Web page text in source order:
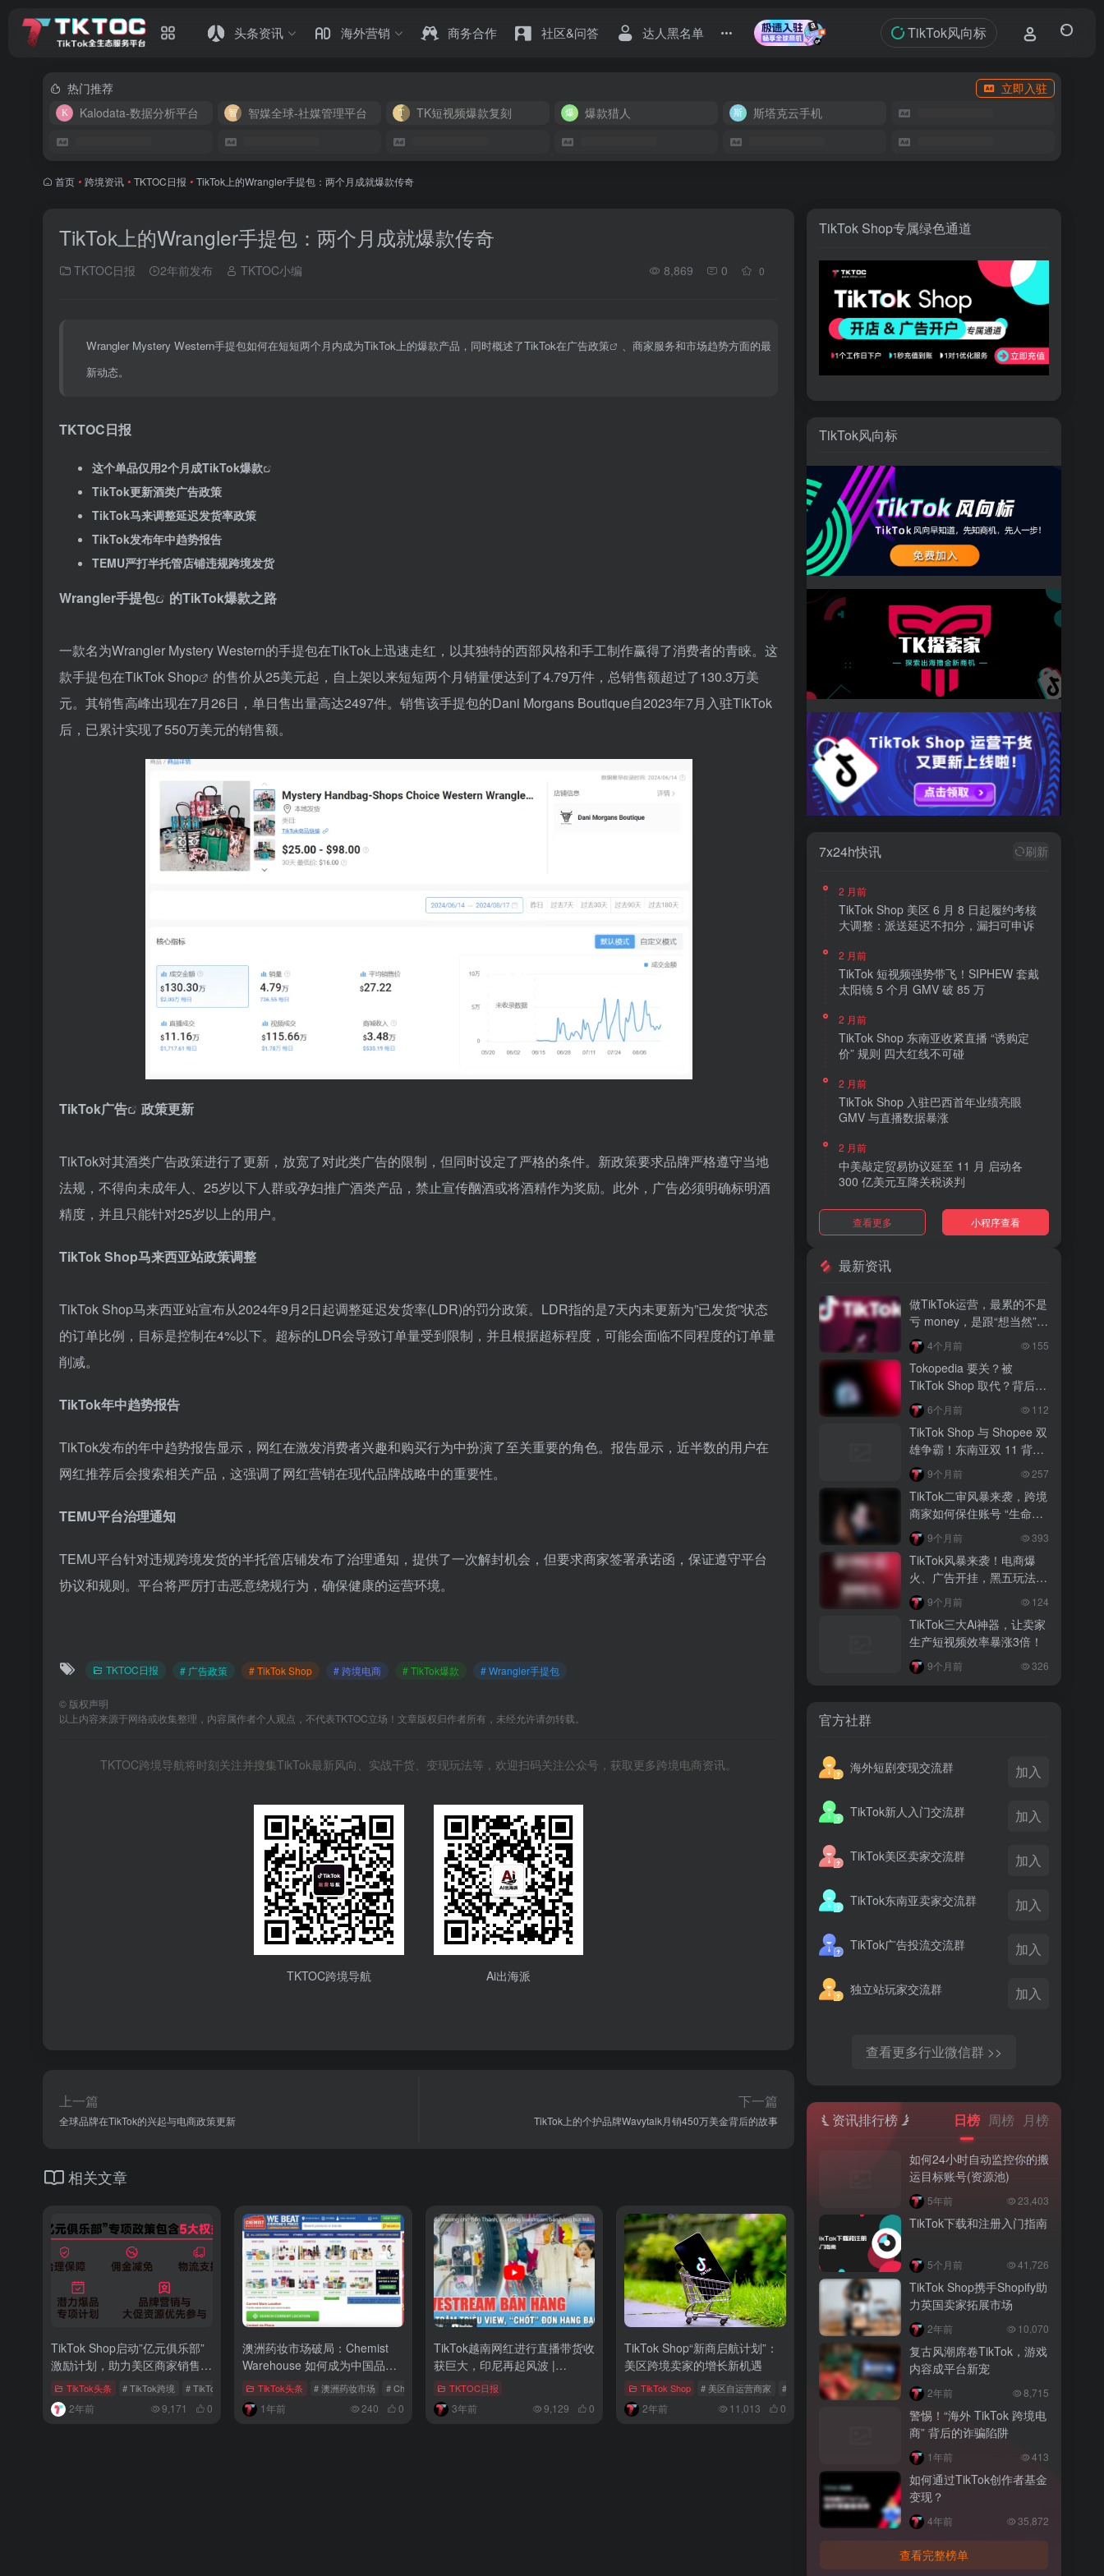
头条资讯 海外营销 商务合作 社区&问答 达人黑名单 TikTok风向标
热门推荐
立即入驻
Kalodata-数据分析平台
智媒全球-社媒管理平台 TK短视频爆款复刻 爆款猎人 斯塔克云手机
首页 • 跨境资讯 • TKTOC日报 • TikTok上的Wrangler手提包：两个月成就爆款传奇
TikTok上的Wrangler手提包：两个月成就爆款传奇
TKTOC日报 2年前发布 TKTOC小编 8,869 0 0
Wrangler Mystery Western手提包如何在短短两个月内成为TikTok上的爆款产品，同时概述了TikTok在广告政策
、商家服务和市场趋势方面的最
新动态。
TKTOC日报
这个单品仅用2个月成TikTok爆款
TikTok更新酒类广告政策
TikTok马来调整延迟发货率政策
TikTok发布年中趋势报告
TEMU严打半托管店铺违规跨境发货
Wrangler手提包 的TikTok爆款之路
一款名为Wrangler Mystery Western的手提包在TikTok上迅速走红，以其独特的西部风格和手工制作赢得了消费者的青睐。这
款手提包在TikTok Shop
的售价从25美元起，自上架以来短短两个月销量便达到了4.79万件，总销售额超过了130.3万美
元。其销售高峰出现在7月26日，单日售出量高达2497件。销售该手提包的Dani Morgans Boutique自2023年7月入驻TikTok
后，已累计实现了550万美元的销售额。
TikTok广告 政策更新
TikTok对其酒类广告政策进行了更新，放宽了对此类广告的限制，但同时设定了严格的条件。新政策要求品牌严格遵守当地
法规，不得向未成年人、25岁以下人群或孕妇推广酒类产品，禁止宣传酗酒或将酒精作为奖励。此外，广告必须明确标明酒
精度，并且只能针对25岁以上的用户。
TikTok Shop马来西亚站政策调整
TikTok Shop马来西亚站宣布从2024年9月2日起调整延迟发货率(LDR)的罚分政策。LDR指的是7天内未更新为”已发货”状态
的订单比例，目标是控制在4%以下。超标的LDR会导致订单量受到限制，并且根据超标程度，可能会面临不同程度的订单量
削减。
TikTok年中趋势报告
TikTok发布的年中趋势报告显示，网红在激发消费者兴趣和购买行为中扮演了至关重要的角色。报告显示，近半数的用户在
网红推荐后会搜索相关产品，这强调了网红营销在现代品牌战略中的重要性。
TEMU平台治理通知
TEMU平台针对违规跨境发货的半托管店铺发布了治理通知，提供了一次解封机会，但要求商家签署承诺函，保证遵守平台
协议和规则。平台将严厉打击恶意绕规行为，确保健康的运营环境。
TKTOC日报 # 广告政策 # TikTok Shop # 跨境电商 # TikTok爆款 # Wrangler手提包
© 版权声明
以上内容来源于网络或收集整理，内容属作者个人观点，不代表TKTOC立场！文章版权归作者所有，未经允许请勿转载。
TKTOC跨境导航将时刻关注并搜集TikTok最新风向、实战干货、变现玩法等，欢迎扫码关注公众号，获取更多跨境电商资讯。
TKTOC跨境导航 Ai出海派
上一篇
全球品牌在TikTok的兴起与电商政策更新
下一篇
TikTok上的个护品牌Wavytalk月销450万美金背后的故事
相关文章
TikTok Shop启动”亿元俱乐部”
激励计划，助力美区商家销售增
长 TikTok头条 # TikTok跨境 # TikTok Shop # tiktok电商
2年前 9,171 0
澳洲药妆市场破局：Chemist
Warehouse 如何成为中国品牌
出海的「黄金跳板」
TikTok头条 # 澳洲药妆市场 # Chemist Warehouse # 跨境电商
1年前 240 0
TikTok越南网红进行直播带货收
获巨大，印尼再起风波 |
TKTOC日报
TKTOC日报
3年前 9,129 0
TikTok Shop“新商启航计划”：
美区跨境卖家的增长新机遇
TikTok Shop # 美区自运营商家 # 美区跨境卖家 # TikTok Shop全球电商
2年前 11,013 0
TikTok Shop专属绿色通道
TikTok风向标
7x24h快讯 刷新
2 月前
TikTok Shop 美区 6 月 8 日起履约考核
大调整：派送延迟不扣分，漏扫可申诉
2 月前
TikTok 短视频强势带飞！SIPHEW 套戴
太阳镜 5 个月 GMV 破 85 万
2 月前
TikTok Shop 东南亚收紧直播 “诱购定
价” 规则 四大红线不可碰
2 月前
TikTok Shop 入驻巴西首年业绩亮眼
GMV 与直播数据暴涨
2 月前
中美敲定贸易协议延至 11 月 启动各
300 亿美元互降关税谈判
2 月前
TikTok Shop 上线 “三日达” 标签 履约
2 月前
AI 购物代理化趋势明显 30% 美国消费
者接受 AI 代下单
2 月前
TikTok Shop 爱尔兰全面开放入驻 本土
品牌可零门槛开店
2 月前
音乐节降噪耳塞风靡欧美 DTC 品牌单日
营收突破 200 万元
越南监管出手核查Shopee、TikTok
Shop涨价行为，佣金调整遭调查
3 月前
TikTok Shop 印尼推出出海项目 助力本
土品牌开拓东南亚市场
3 月前
TikTok Shop 英美周榜出炉 美妆家居成
查看更多 小程序查看
最新资讯
做TikTok运营，最累的不是
亏 money，是跟“想当然”的
人废话4个月前 155
Tokopedia 要关？被
TikTok Shop 取代？背后真
相大揭秘！
6个月前 112
TikTok Shop 与 Shopee 双
雄争霸！东南亚双 11 背后
的内容电商新战局
9个月前 257
TikTok二审风暴来袭，跨境
商家如何保住账号 “生命
线”？9个月前 393
TikTok风暴来袭！电商爆
火、广告开挂，黑五玩法超
惊艳，你跟得上吗？
9个月前 124
TikTok三大Ai神器，让卖家
生产短视频效率暴涨3倍！
9个月前 326
官方社群
海外短剧变现交流群 加入
TikTok新人入门交流群 加入
TikTok美区卖家交流群 加入
TikTok东南亚卖家交流群 加入
TikTok广告投流交流群 加入
独立站玩家交流群 加入
查看更多行业微信群 >>
资讯排行榜 日榜 周榜 月榜
如何24小时自动监控你的搬
运目标账号(资源池)
5年前 23,403
TikTok下载和注册入门指南
5个月前 41,726
TikTok Shop携手Shopify助
力英国卖家拓展市场
2年前 10,070
复古风潮席卷TikTok，游戏
内容成平台新宠
2年前 8,715
警惕！“海外 TikTok 跨境电
商” 背后的诈骗陷阱
1年前 413
如何通过TikTok创作者基金
变现？
4年前 35,872
查看完整榜单